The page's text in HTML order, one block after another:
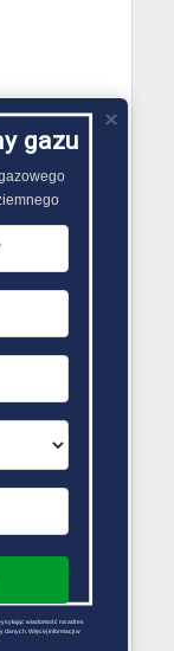
gazu
wiadomość na adres
danych. Więcej informacji w